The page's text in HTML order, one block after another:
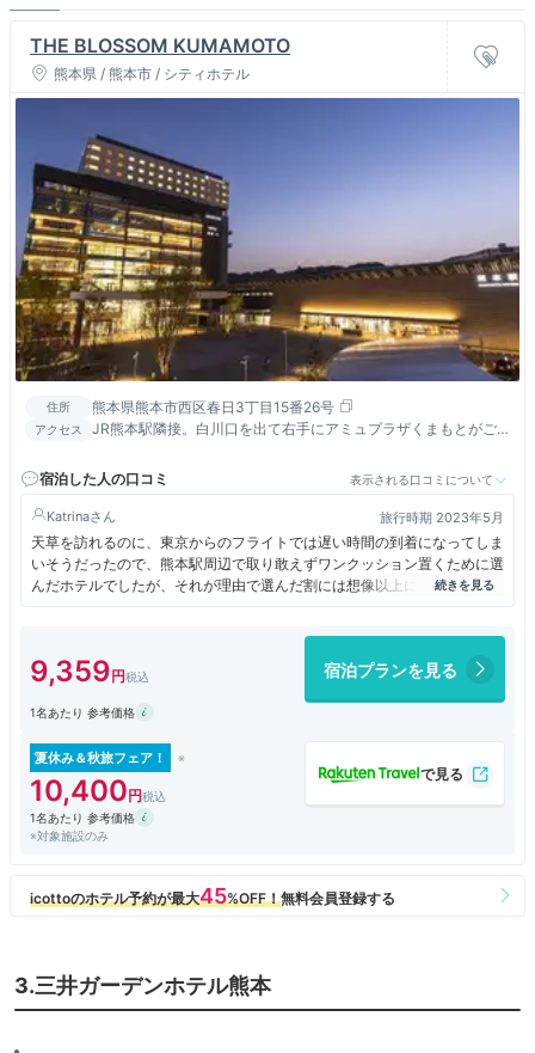
THE BLOSSOM KUMAMOTO
熊本県 / 熊本市 / シティホテル
住所 熊本県熊本市西区春日3丁目15番26号
アクセス
JR熊本駅隣接。白川口を出て右手にアミュプラザくまもとがご
宿泊した人の口コミ
表示される口コミについて
Katrina 旅行時期 2023年5月
天草を訪れるのに、東京からのフライトでは遅い時間の到着になってしま
いそうだったので、熊本駅周辺で取り敢えずワンクッション置くために選
んだホテルでしたが、それが理由で選んだ割には想像以上に快適な滞在が
出来ました。
と工夫されていたのは意外でした。
スタッフはとてもフレンドリーで親切、立地は便利でお値段も超手頃のコ
スパ優秀ホテルです。
9,359 宿泊プランを見る
1名あたり 参考価格
夏休み＆秋旅フェア！
10,400
1名あたり 参考価格
※対象施設のみ
3.三井ガーデンホテル熊本